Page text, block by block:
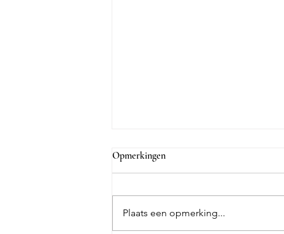
Opmerkingen
Plaats een opmerking...